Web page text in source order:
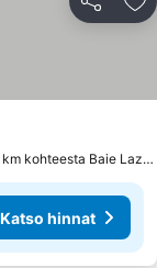
Jaa
Sans Soucis, 13.1 km kohteesta Baie Lazare
Katso hinnat